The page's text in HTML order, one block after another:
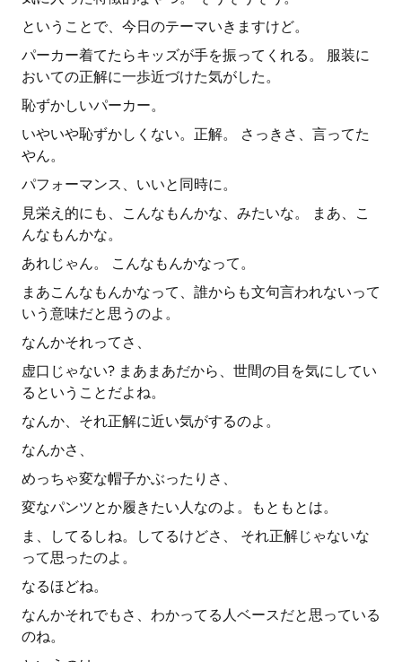
ということで、今日のテーマいきますけど。
パーカー着てたらキッズが手を振ってくれる。 服装に
おいての正解に一歩近づけた気がした。
恥ずかしいパーカー。
いやいや恥ずかしくない。正解。 さっきさ、言ってた
やん。
パフォーマンス、いいと同時に。
見栄え的にも、こんなもんかな、みたいな。 まあ、こ
んなもんかな。
あれじゃん。 こんなもんかなって。
まあこんなもんかなって、誰からも文句言われないって
いう意味だと思うのよ。
なんかそれってさ、
虚口じゃない? まあまあだから、世間の目を気にしてい
るということだよね。
なんか、それ正解に近い気がするのよ。
なんかさ、
めっちゃ変な帽子かぶったりさ、
変なパンツとか履きたい人なのよ。もともとは。
ま、してるしね。してるけどさ、 それ正解じゃないな
って思ったのよ。
なるほどね。
なんかそれでもさ、わかってる人ベースだと思っている
のね。